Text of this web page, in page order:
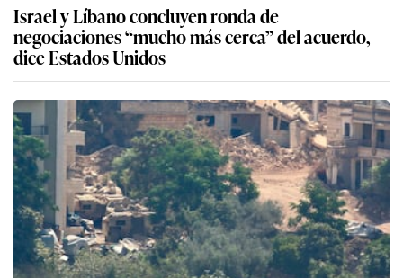
Israel y Líbano concluyen ronda de
negociaciones “mucho más cerca” del acuerdo,
dice Estados Unidos